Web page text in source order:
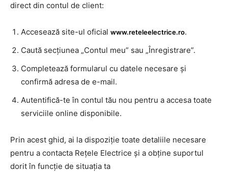
direct din contul de client:
Accesează site-ul oficial www.reteleelectrice.ro.
Caută secțiunea „Contul meu” sau „Înregistrare”.
Completează formularul cu datele necesare și
confirmă adresa de e-mail.
Autentifică-te în contul tău nou pentru a accesa toate
serviciile online disponibile.
Prin acest ghid, ai la dispoziție toate detaliile necesare
pentru a contacta Rețele Electrice și a obține suportul
dorit în funcție de situația ta